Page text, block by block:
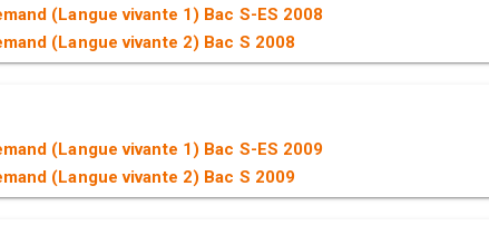
(Langue vivante 1) Bac S-ES 2008
(Langue vivante 2) Bac S 2008
(Langue vivante 1) Bac S-ES 2009
(Langue vivante 2) Bac S 2009